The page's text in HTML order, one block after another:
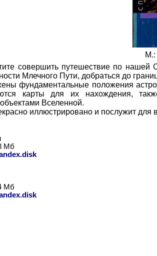
М.:
совершить путешествие по нашей
Млечного Пути, добраться до
фундаментальные положения
карты для их нахождения,
Вселенной.
иллюстрировано и послужит для
Мб
Мб